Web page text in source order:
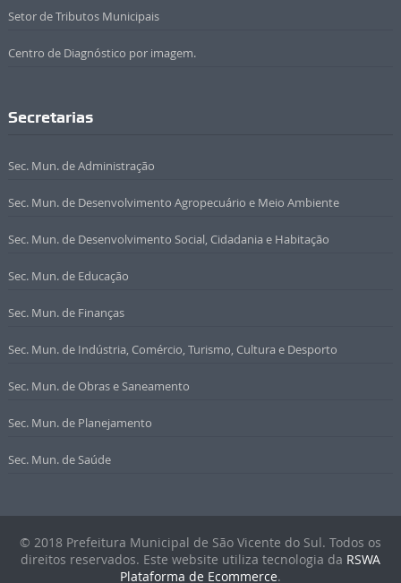
Setor de Tributos Municipais
Centro de Diagnóstico por imagem.
Secretarias
Sec. Mun. de Administração
Sec. Mun. de Desenvolvimento Agropecuário e Meio Ambiente
Sec. Mun. de Desenvolvimento Social, Cidadania e Habitação
Sec. Mun. de Educação
Sec. Mun. de Finanças
Sec. Mun. de Indústria, Comércio, Turismo, Cultura e Desporto
Sec. Mun. de Obras e Saneamento
Sec. Mun. de Planejamento
Sec. Mun. de Saúde
© 2018 Prefeitura Municipal de São Vicente do Sul. Todos os
direitos reservados. Este website utiliza tecnologia da RSWA
Plataforma de Ecommerce.